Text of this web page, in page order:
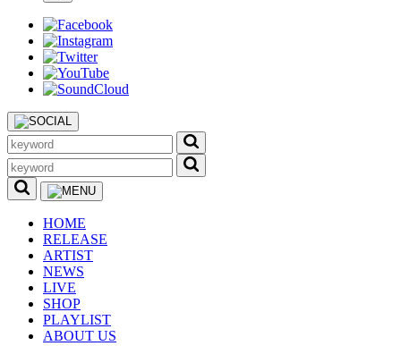
HOME
RELEASE
ARTIST
NEWS
LIVE
SHOP
PLAYLIST
ABOUT US